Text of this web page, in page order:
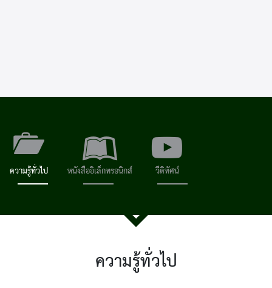
ความรู้ทั่วไป หนังสืออิเล็กทรอนิกส์ วีดิทัศน์
ความรู้ทั่วไป